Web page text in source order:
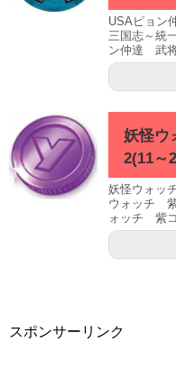
USAピョン
三国志～統
ン仲達 武
妖怪ウ
2(11～
妖怪ウォッ
ウォッチ 紫
ォッチ 紫
スポンサーリンク